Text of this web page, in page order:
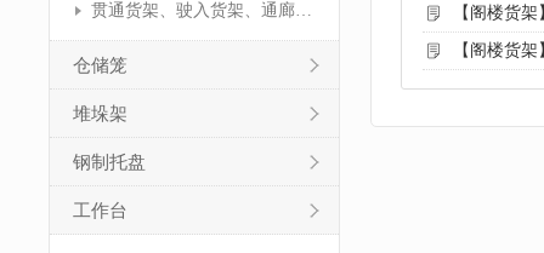
贯通货架、驶入货架、通廊货架
仓储笼
堆垛架
钢制托盘
工作台
【阁楼货
【阁楼货